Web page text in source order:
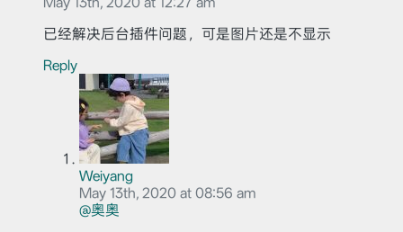
已经解决后台插件问题，可是图片还是不显示
Reply
Weiyang
May 13th, 2020 at 08:56 am
@奥奥